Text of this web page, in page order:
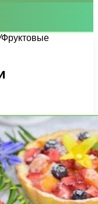
Фруктовые